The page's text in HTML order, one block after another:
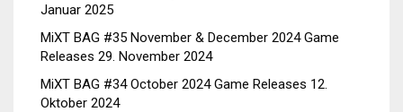
Januar 2025
MiXT BAG #35 November & December 2024 Game
Releases 29. November 2024
MiXT BAG #34 October 2024 Game Releases 12.
Oktober 2024